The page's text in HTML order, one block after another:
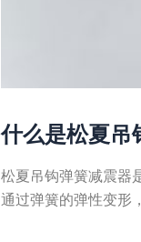
什么是松夏吊
松夏吊钩弹簧减震器
通过弹簧的弹性变形